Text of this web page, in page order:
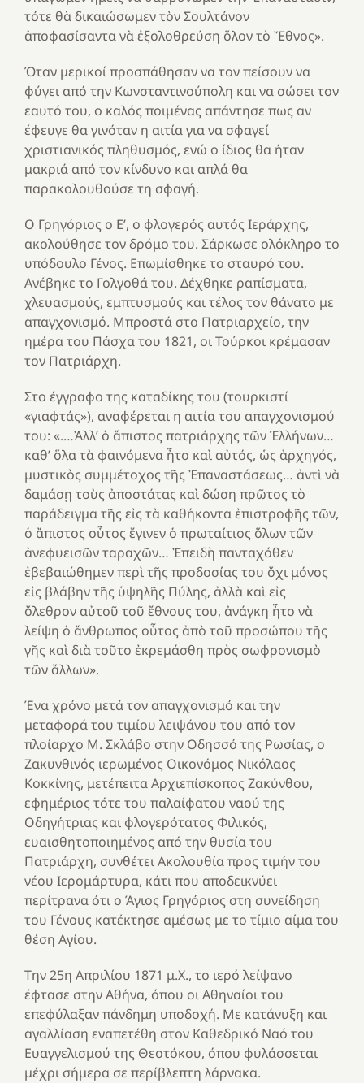
τότε θὰ δικαιώσωμεν τὸν Σουλτάνον
ἀποφασίσαντα νὰ ἐξολοθρεύση ὅλον τὸ Ἔθνος».
Όταν μερικοί προσπάθησαν να τον πείσουν να
φύγει από την Κωνσταντινούπολη και να σώσει τον
εαυτό του, ο καλός ποιμένας απάντησε πως αν
έφευγε θα γινόταν η αιτία για να σφαγεί
χριστιανικός πληθυσμός, ενώ ο ίδιος θα ήταν
μακριά από τον κίνδυνο και απλά θα
παρακολουθούσε τη σφαγή.
Ο Γρηγόριος ο Ε’, ο φλογερός αυτός Ιεράρχης,
ακολούθησε τον δρόμο του. Σάρκωσε ολόκληρο το
υπόδουλο Γένος. Επωμίσθηκε το σταυρό του.
Ανέβηκε το Γολγοθά του. Δέχθηκε ραπίσματα,
χλευασμούς, εμπτυσμούς και τέλος τον θάνατο με
απαγχονισμό. Μπροστά στο Πατριαρχείο, την
ημέρα του Πάσχα του 1821, οι Τούρκοι κρέμασαν
τον Πατριάρχη.
Στο έγγραφο της καταδίκης του (τουρκιστί
«γιαφτάς»), αναφέρεται η αιτία του απαγχονισμού
του: «.…Ἀλλ’ ὁ ἄπιστος πατριάρχης τῶν Ἑλλήνων…
καθ’ ὅλα τὰ φαινόμενα ἦτο καὶ αὐτός, ὡς ἀρχηγός,
μυστικὸς συμμέτοχος τῆς Ἐπαναστάσεως… ἀντὶ νὰ
δαμάσῃ τοὺς ἀποστάτας καὶ δώση πρῶτος τὸ
παράδειγμα τῆς εἰς τὰ καθήκοντα ἐπιστροφῆς τῶν,
ὁ ἄπιστος οὗτος ἔγινεν ὁ πρωταίτιος ὅλων τῶν
ἀνεφυεισῶν ταραχῶν… Ἐπειδὴ πανταχόθεν
ἐβεβαιώθημεν περὶ τῆς προδοσίας του ὄχι μόνος
εἰς βλάβην τῆς ὑψηλῆς Πύλης, ἀλλὰ καὶ εἰς
ὄλεθρον αὐτοῦ τοῦ ἔθνους του, ἀνάγκη ἦτο νὰ
λείψη ὁ ἄνθρωπος οὗτος ἀπὸ τοῦ προσώπου τῆς
γῆς καὶ διὰ τοῦτο ἐκρεμάσθη πρὸς σωφρονισμὸ
τῶν ἄλλων».
Ένα χρόνο μετά τον απαγχονισμό και την
μεταφορά του τιμίου λειψάνου του από τον
πλοίαρχο Μ. Σκλάβο στην Οδησσό της Ρωσίας, ο
Ζακυνθινός ιερωμένος Οικονόμος Νικόλαος
Κοκκίνης, μετέπειτα Αρχιεπίσκοπος Ζακύνθου,
εφημέριος τότε του παλαίφατου ναού της
Οδηγήτριας και φλογερότατος Φιλικός,
ευαισθητοποιημένος από την θυσία του
Πατριάρχη, συνθέτει Ακολουθία προς τιμήν του
νέου Ιερομάρτυρα, κάτι που αποδεικνύει
περίτρανα ότι ο Άγιος Γρηγόριος στη συνείδηση
του Γένους κατέκτησε αμέσως με το τίμιο αίμα του
θέση Αγίου.
Την 25η Απριλίου 1871 μ.Χ., το ιερό λείψανο
έφτασε στην Αθήνα, όπου οι Αθηναίοι του
επεφύλαξαν πάνδημη υποδοχή. Με κατάνυξη και
αγαλλίαση εναπετέθη στον Καθεδρικό Ναό του
Ευαγγελισμού της Θεοτόκου, όπου φυλάσσεται
μέχρι σήμερα σε περίβλεπτη λάρνακα.